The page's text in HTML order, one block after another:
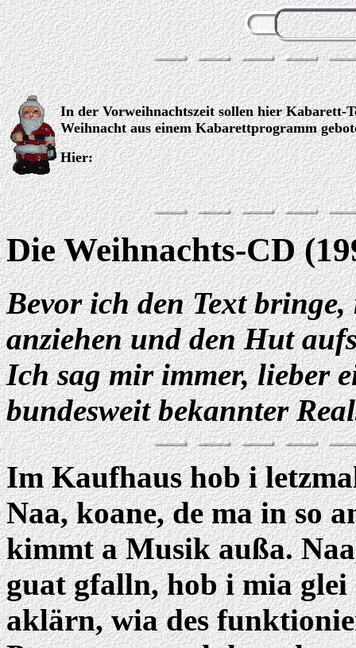
In der Vorweihnachtszeit sollen hier Kabarett-
Weihnacht aus einem Kabarettprogramm
Hier:
Die Weihnachts-CD
Bevor ich den Text
anziehen und den Hut
Ich sag mir immer, lieber
bundesweit bekannter
Im Kaufhaus hob i
Naa, koane, de ma in so
kimmt a Musik außa.
guat gfalln, hob i mia
aklärn, wia des